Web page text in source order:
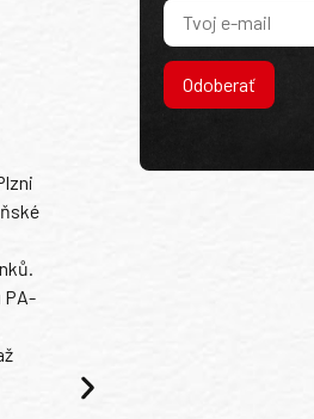
PA-
Odoberať